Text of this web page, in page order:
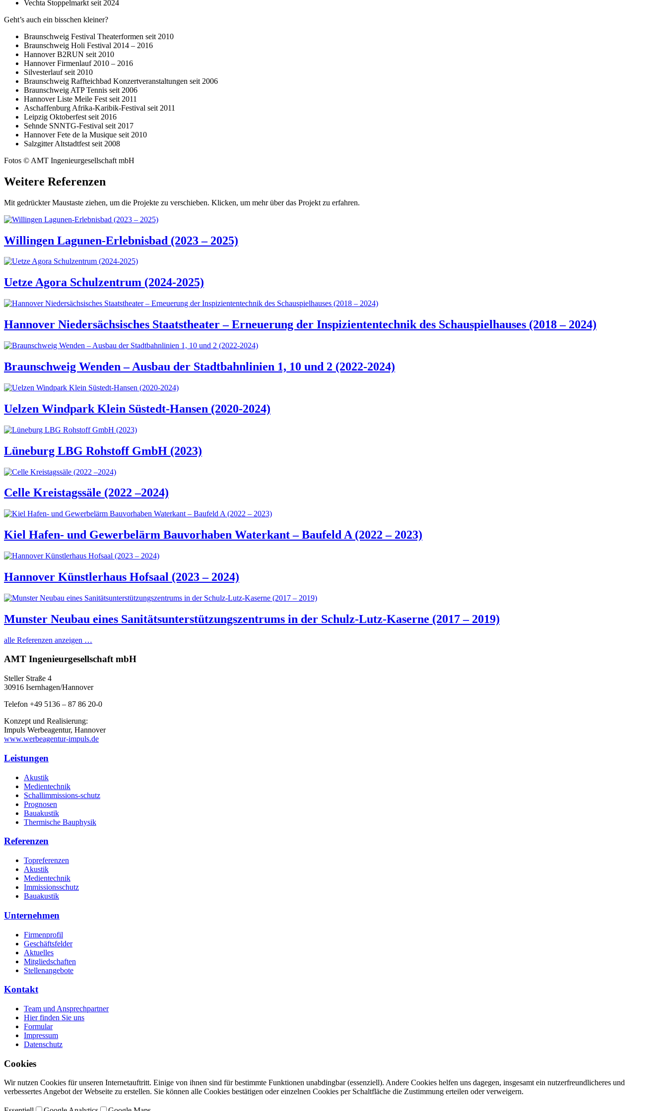
Vechta Stoppelmarkt seit 2024
Geht’s auch ein bisschen kleiner?
Braunschweig Festival Theaterformen seit 2010
Braunschweig Holi Festival 2014 – 2016
Hannover B2RUN seit 2010
Hannover Firmenlauf 2010 – 2016
Silvesterlauf seit 2010
Braunschweig Raffteichbad Konzertveranstaltungen seit 2006
Braunschweig ATP Tennis seit 2006
Hannover Liste Meile Fest seit 2011
Aschaffenburg Afrika-Karibik-Festival seit 2011
Leipzig Oktoberfest seit 2016
Sehnde SNNTG-Festival seit 2017
Hannover Fete de la Musique seit 2010
Salzgitter Altstadtfest seit 2008
Fotos © AMT Ingenieurgesellschaft mbH
Weitere Referenzen
Mit gedrückter Maustaste ziehen, um die Projekte zu verschieben. Klicken, um mehr über das Projekt zu erfahren.
Willingen Lagunen-Erlebnisbad (2023 – 2025)
Uetze Agora Schulzentrum (2024-2025)
Hannover Niedersächsisches Staatstheater – Erneuerung der Inspiziententechnik des Schauspielhauses (2018 – 2024)
Braunschweig Wenden – Ausbau der Stadtbahnlinien 1, 10 und 2 (2022-2024)
Uelzen Windpark Klein Süstedt-Hansen (2020-2024)
Lüneburg LBG Rohstoff GmbH (2023)
Celle Kreistagssäle (2022 –2024)
Kiel Hafen- und Gewerbelärm Bauvorhaben Waterkant – Baufeld A (2022 – 2023)
Hannover Künstlerhaus Hofsaal (2023 – 2024)
Munster Neubau eines Sanitätsunterstützungszentrums in der Schulz-Lutz-Kaserne (2017 – 2019)
alle Referenzen anzeigen …
AMT Ingenieurgesellschaft mbH
Steller Straße 4
30916 Isernhagen/Hannover
Telefon +49 5136 – 87 86 20-0
Konzept und Realisierung:
Impuls Werbeagentur, Hannover
www.werbeagentur-impuls.de
Leistungen
Akustik
Medientechnik
Schallimmissions-schutz
Prognosen
Bauakustik
Thermische Bauphysik
Referenzen
Topreferenzen
Akustik
Medientechnik
Immissionsschutz
Bauakustik
Unternehmen
Firmenprofil
Geschäftsfelder
Aktuelles
Mitgliedschaften
Stellenangebote
Kontakt
Team und Ansprechpartner
Hier finden Sie uns
Formular
Impressum
Datenschutz
Cookies
Wir nutzen Cookies für unseren Internetauftritt. Einige von ihnen sind für bestimmte Funktionen unabdingbar (essenziell). Andere Cookies helfen uns dagegen, insgesamt ein nutzerfreundlicheres und
verbessertes Angebot der Webseite zu erstellen. Sie können alle Cookies bestätigen oder einzelnen Cookies per Schaltfläche die Zustimmung erteilen oder verweigern.